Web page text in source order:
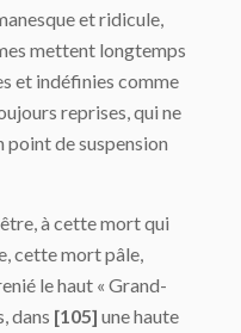
et ridicule,
mettent longtemps
et indéfinies comme
reprises, qui ne
point de suspension
à cette mort qui
cette mort pâle,
le haut « Grand-
dans [105] une haute